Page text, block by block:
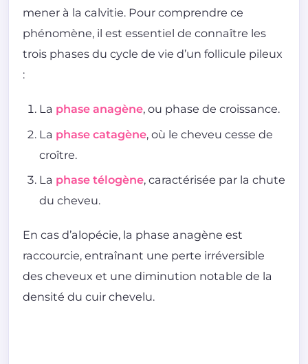
mener à la calvitie. Pour comprendre ce
phénomène, il est essentiel de connaître les
trois phases du cycle de vie d’un follicule pileux
:
La phase anagène, ou phase de croissance.
La phase catagène, où le cheveu cesse de
croître.
La phase télogène, caractérisée par la chute
du cheveu.
En cas d’alopécie, la phase anagène est
raccourcie, entraînant une perte irréversible
des cheveux et une diminution notable de la
densité du cuir chevelu.